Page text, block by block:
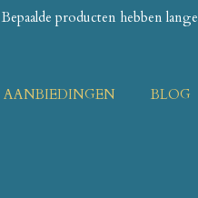
Bepaalde producten hebben
AANBIEDINGEN BLOG